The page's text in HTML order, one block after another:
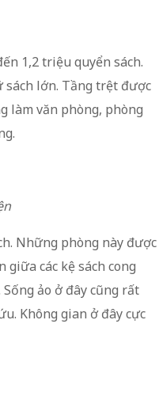
1,2 triệu quyển sách.
sách lớn. Tầng trệt được
làm văn phòng, phòng
Những phòng này được
giữa các kệ sách cong
ảo ở đây cũng rất
Không gian ở đây cực